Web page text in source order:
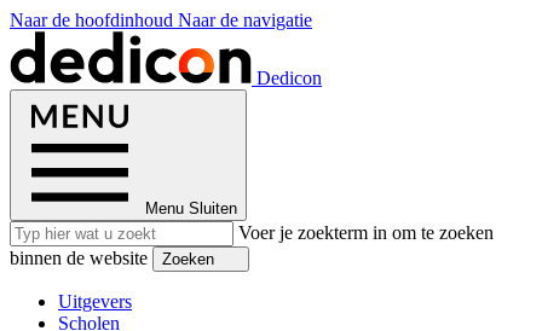
Naar de hoofdinhoud Naar de navigatie
Dedicon
Menu Sluiten
Voer je zoekterm in om te zoeken
binnen de website
Zoeken
Uitgevers
Scholen